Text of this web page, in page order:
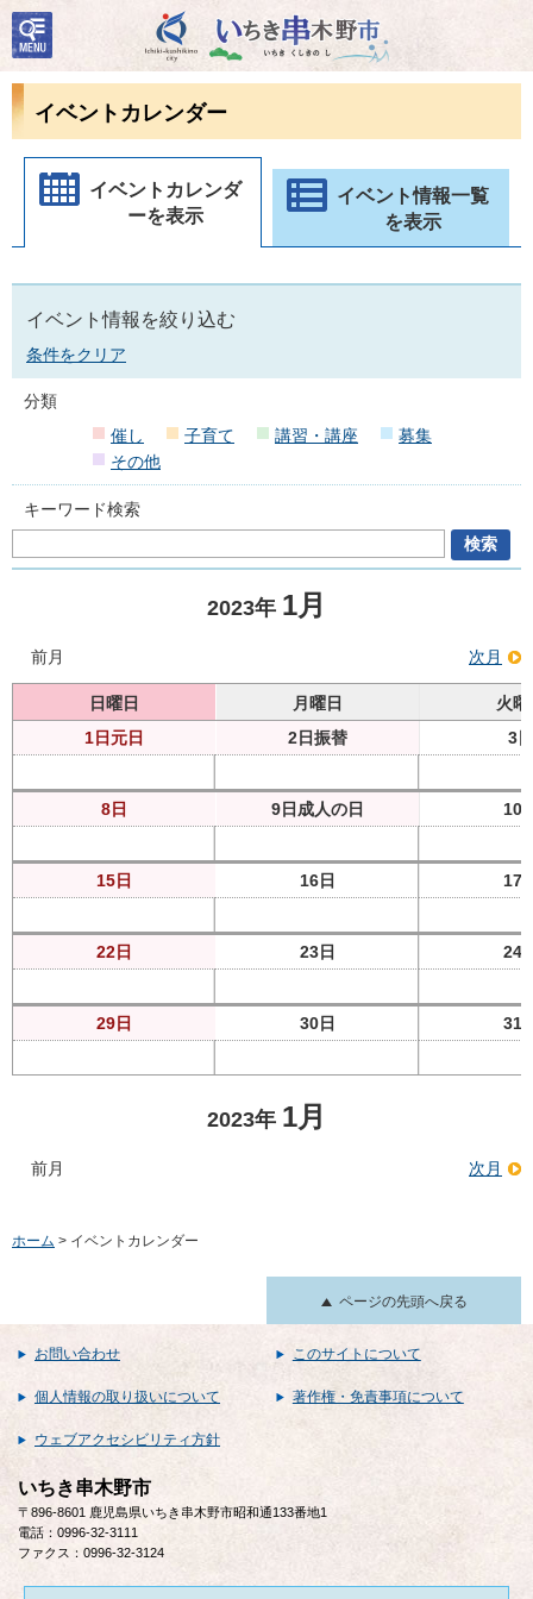
いちき串木野市
検
索・
共通
ューイベントカレンダー
イベントカレンダ
ーを表示
イベント情報一覧
を表示
イベント情報を絞り込む
条件をクリア
分類
催し
子育て 講習・講座
募集
その他
キーワード検索
前月
2023年 1月
次月
日曜日 月曜日
火曜
1日元日 2日振替 3日
8日 9日成人の日 10
15日 16日 17
22日 23日 24
29日 30日 31
前月
2023年 1月
次月
ホーム > イベントカレンダー
ページの先頭へ戻る
お問い合わせ このサイトについて
個人情報の取り扱いについて 著作権・免責事項について
ウェブアクセシビリティ方針
いちき串木野市
〒896-8601 鹿児島県いちき串木野市昭和通133番地1
電話：0996-32-3111
ファクス：0996-32-3124